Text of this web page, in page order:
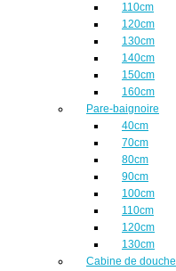
110cm
120cm
130cm
140cm
150cm
160cm
Pare-baignoire
40cm
70cm
80cm
90cm
100cm
110cm
120cm
130cm
Cabine de douche